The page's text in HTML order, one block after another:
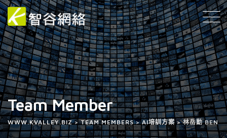
Team Member
WWW.KVALLEY.BIZ>TEAM MEMBERS>AI培訓方案>林岳勳 BEN